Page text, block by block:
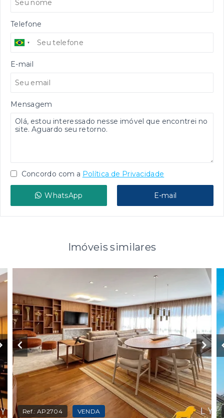
Telefone
E-mail
Mensagem
Concordo com a Política de Privacidade
WhatsApp E-mail
Imóveis similares
Ref.:AP2704 VENDA